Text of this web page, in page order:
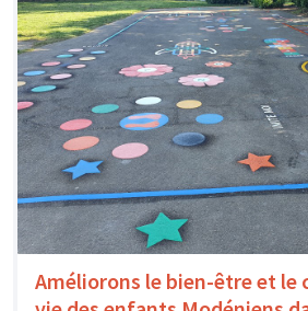
Améliorons le bien-être et le